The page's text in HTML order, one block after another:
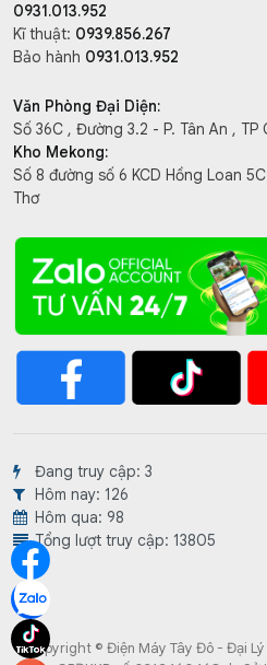
0931.013.952
Kĩ thuật: 0939.856.267
Bảo hành 0931.013.952
Văn Phòng Đại Diện:
Số 36C , Đường 3.2 - P. Tân An , TP
Kho Mekong:
Số 8 đường số 6 KCD Hồng Loan
Thơ
Đang truy cập: 3
Hôm nay: 126
Hôm qua: 98
Tổng lượt truy cập: 13805
Copyright © Điện Máy Tây Đô - Đại Lý